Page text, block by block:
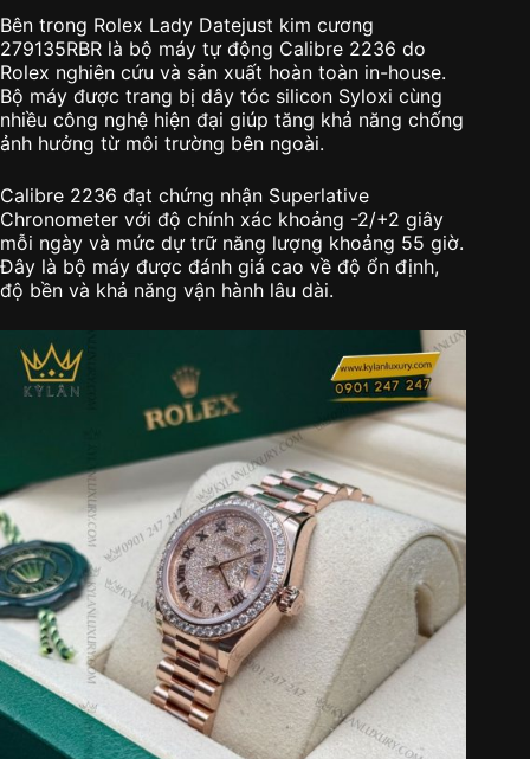
Bên trong Rolex Lady Datejust kim cương
279135RBR là bộ máy tự động Calibre 2236 do
Rolex nghiên cứu và sản xuất hoàn toàn in-house.
Bộ máy được trang bị dây tóc silicon Syloxi cùng
nhiều công nghệ hiện đại giúp tăng khả năng chống
ảnh hưởng từ môi trường bên ngoài.
Calibre 2236 đạt chứng nhận Superlative
Chronometer với độ chính xác khoảng -2/+2 giây
mỗi ngày và mức dự trữ năng lượng khoảng 55 giờ.
Đây là bộ máy được đánh giá cao về độ ổn định,
độ bền và khả năng vận hành lâu dài.